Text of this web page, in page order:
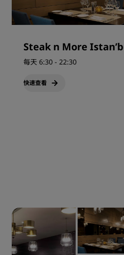
Steak n More
每天 6:30 - 22:30
快速查看